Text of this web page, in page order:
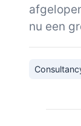
nu een